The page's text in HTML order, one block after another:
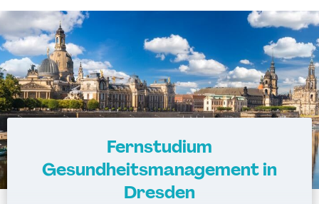
Fernstudium
Gesundheitsmanagement in
Dresden